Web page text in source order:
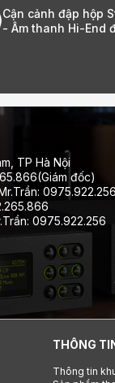
Long Audio
TP Hà Nội
đốc)
0975.922.256
0975.922.256
THÔNG
Thông tin